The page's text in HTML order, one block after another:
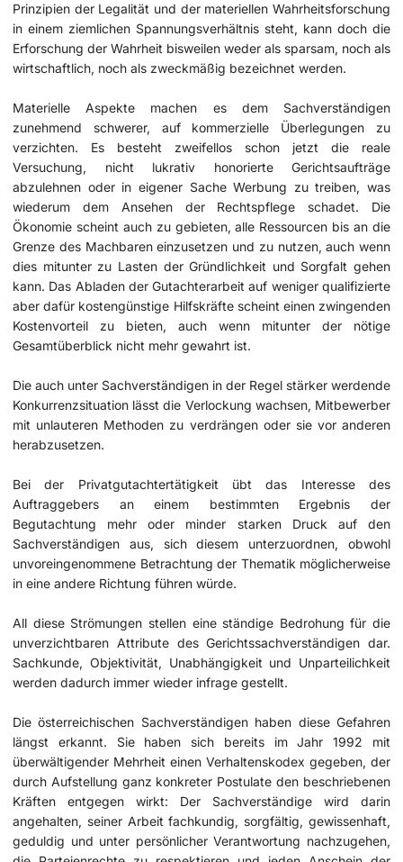
Prinzipien der Legalität und der materiellen Wahrheitsforschung
in einem ziemlichen Spannungsverhältnis steht, kann doch die
Erforschung der Wahrheit bisweilen weder als sparsam, noch als
wirtschaftlich, noch als zweckmäßig bezeichnet werden.
Materielle Aspekte machen es dem Sachverständigen
zunehmend schwerer, auf kommerzielle Überlegungen zu
verzichten. Es besteht zweifellos schon jetzt die reale
Versuchung, nicht lukrativ honorierte Gerichtsaufträge
abzulehnen oder in eigener Sache Werbung zu treiben, was
wiederum dem Ansehen der Rechtspflege schadet. Die
Ökonomie scheint auch zu gebieten, alle Ressourcen bis an die
Grenze des Machbaren einzusetzen und zu nutzen, auch wenn
dies mitunter zu Lasten der Gründlichkeit und Sorgfalt gehen
kann. Das Abladen der Gutachterarbeit auf weniger qualifizierte
aber dafür kostengünstige Hilfskräfte scheint einen zwingenden
Kostenvorteil zu bieten, auch wenn mitunter der nötige
Gesamtüberblick nicht mehr gewahrt ist.
Die auch unter Sachverständigen in der Regel stärker werdende
Konkurrenzsituation lässt die Verlockung wachsen, Mitbewerber
mit unlauteren Methoden zu verdrängen oder sie vor anderen
herabzusetzen.
Bei der Privatgutachtertätigkeit übt das Interesse des
Auftraggebers an einem bestimmten Ergebnis der
Begutachtung mehr oder minder starken Druck auf den
Sachverständigen aus, sich diesem unterzuordnen, obwohl
unvoreingenommene Betrachtung der Thematik möglicherweise
in eine andere Richtung führen würde.
All diese Strömungen stellen eine ständige Bedrohung für die
unverzichtbaren Attribute des Gerichtssachverständigen dar.
Sachkunde, Objektivität, Unabhängigkeit und Unparteilichkeit
werden dadurch immer wieder infrage gestellt.
Die österreichischen Sachverständigen haben diese Gefahren
längst erkannt. Sie haben sich bereits im Jahr 1992 mit
überwältigender Mehrheit einen Verhaltenskodex gegeben, der
durch Aufstellung ganz konkreter Postulate den beschriebenen
Kräften entgegen wirkt: Der Sachverständige wird darin
angehalten, seiner Arbeit fachkundig, sorgfältig, gewissenhaft,
geduldig und unter persönlicher Verantwortung nachzugehen,